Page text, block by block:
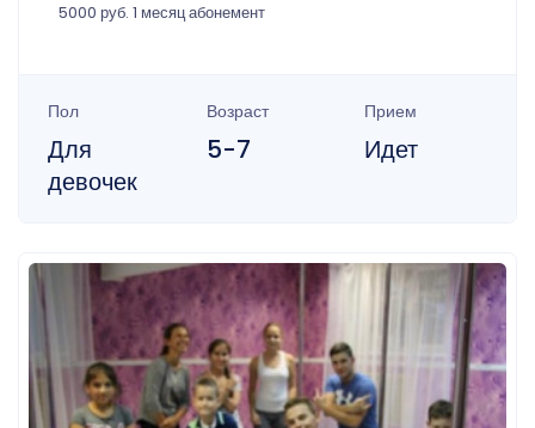
5000 руб. 1 месяц абонемент
Пол
Для
девочек
Возраст
5-7
Прием
Идет